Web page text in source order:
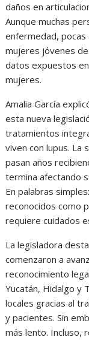
daños en
Aunque muchas
enfermedad, pocas
mujeres jóvenes
datos expuestos
mujeres.
Amalia García
esta nueva
tratamientos
viven con lupus. La
pasan años
termina afectando
En palabras
reconocidos como
requiere cuidados
La legisladora
comenzaron a
reconocimiento
Yucatán, Hidalgo y
locales gracias al
y pacientes. Sin
más lento. Incluso,